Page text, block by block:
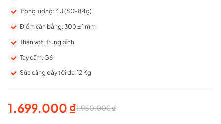
Trọng lượng: 4U (80–84g)
Điểm cân bằng: 300 ± 1 mm
Thân vợt: Trung bình
Tay cầm: G6
Sức căng dây tối đa: 12 Kg
1.950.000₫
Giá
1.699.000 ₫
Giá